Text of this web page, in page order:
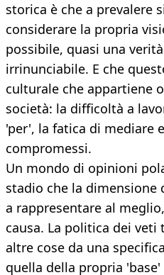
storica è che a prevalere
considerare la propria
possibile, quasi una
irrinunciabile. E che
culturale che appartiene
società: la difficoltà a
'per', la fatica di mediare
compromessi.
Un mondo di opinioni
stadio che la dimensione
a rappresentare al
causa. La politica dei
altre cose da una
quella della propria